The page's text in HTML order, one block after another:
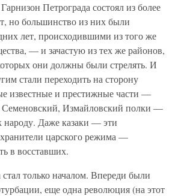
Петрограда состоял из более
но большинство из них были
лет, происходившими из того же
— и зачастую из тех же районов,
они должны были стрелять. И
стали переходить на сторону
известные и престижные части —
Измайловский полки —
народу. Даже казаки — эти
царского режима —
в восставших.
только началом. Впереди были
еще одна революция (на этот